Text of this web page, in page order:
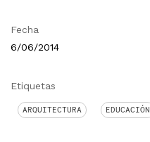
Fecha
6/06/2014
Etiquetas
ARQUITECTURA EDUCACIÓN